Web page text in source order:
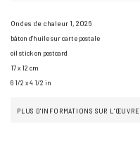
Ondes de chaleur 1, 2026
bâton d'huile sur carte postale
oil stick on postcard
17 x 12 cm
6 1/2 x 4 1/2 in
PLUS D'INFORMATIONS SUR L'ŒUVRE